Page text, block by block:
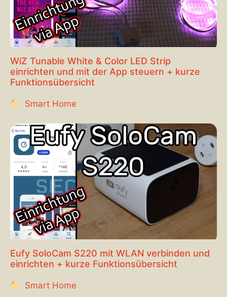
WiZ Tunable White & Color LED Strip
einrichten und mit der App steuern + kurze
Funktionsübersicht
Smart Home
Eufy SoloCam S220 mit WLAN verbinden und
einrichten + kurze Funktionsübersicht
Smart Home